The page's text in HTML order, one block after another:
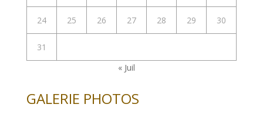
24 25 26 27 28 29 30
31
« Juil
GALERIE PHOTOS